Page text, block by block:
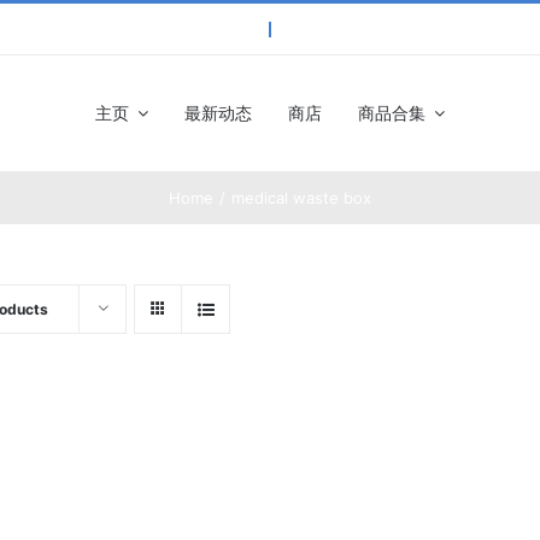
主页 最新动态 商店 商品合集